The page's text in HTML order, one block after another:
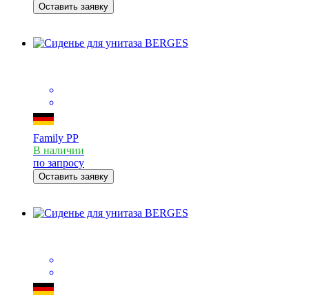
Оставить заявку
Family PP
В наличии
по запросу
Оставить заявку